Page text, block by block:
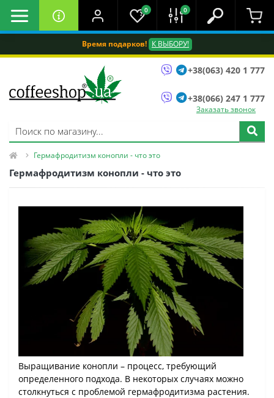
Время подарков! К ВЫБОРУ!
0 0
+38(063) 420 1 777
+38(066) 247 1 777
Заказать звонок
Гермафродитизм конопли - что это
Гермафродитизм конопли - что это
Выращивание конопли – процесс, требующий
определенного подхода. В некоторых случаях можно
столкнуться с проблемой гермафродитизма растения.